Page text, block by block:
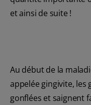
et ainsi de suite !
Au début de la
appelée gingivite, les
gonflées et saignent